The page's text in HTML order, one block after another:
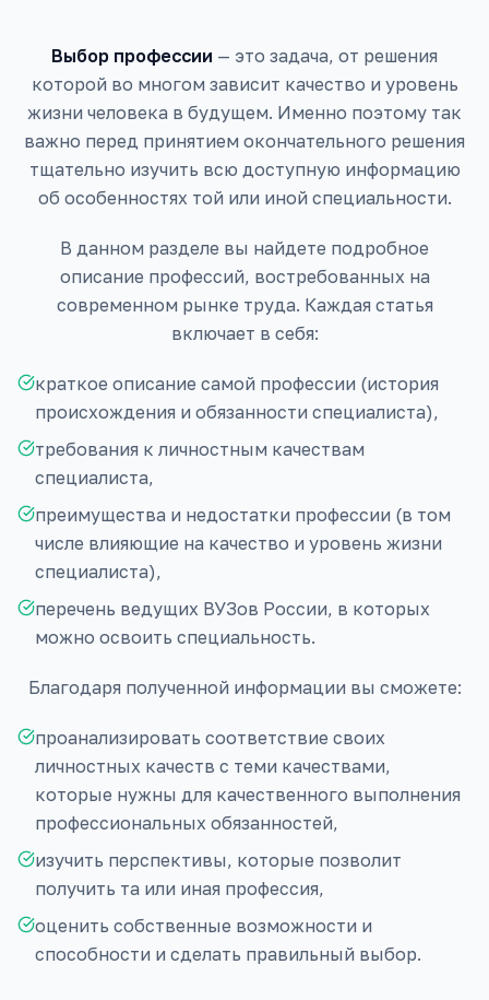
Выбор профессии — это задача, от решения
которой во многом зависит качество и уровень
жизни человека в будущем. Именно поэтому так
важно перед принятием окончательного решения
тщательно изучить всю доступную информацию
об особенностях той или иной специальности.
В данном разделе вы найдете подробное
описание профессий, востребованных на
современном рынке труда. Каждая статья
включает в себя:
краткое описание самой профессии (история
происхождения и обязанности специалиста),
требования к личностным качествам
специалиста,
преимущества и недостатки профессии (в том
числе влияющие на качество и уровень жизни
специалиста),
перечень ведущих ВУЗов России, в которых
можно освоить специальность.
Благодаря полученной информации вы сможете:
проанализировать соответствие своих
личностных качеств с теми качествами,
которые нужны для качественного выполнения
профессиональных обязанностей,
изучить перспективы, которые позволит
получить та или иная профессия,
оценить собственные возможности и
способности и сделать правильный выбор.